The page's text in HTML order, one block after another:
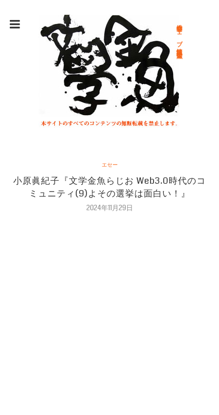
総合文学ウェブ情報誌 文学金魚
エセー
小原眞紀子『文学金魚らじお Web3.0時代のコ
ミュニティ(9)よその選挙は面白い！』
2024年11月29日